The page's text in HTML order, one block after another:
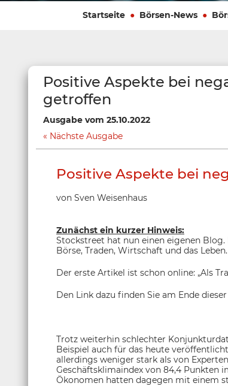
Startseite Börsen-News
Positive Aspekte bei
getroffen
Ausgabe vom 25.10.2022
Nächste Ausgabe
Positive Aspekte bei
von Sven Weisenhaus
Zunächst ein kurzer Hinweis:
Stockstreet hat nun einen eigenen
Börse, Traden, Wirtschaft und das Leben.
Der erste Artikel ist schon online: „Als
Den Link dazu finden Sie am Ende
Trotz weiterhin schlechter
Beispiel auch für das heute
allerdings weniger stark als von
Geschäftsklimaindex von 84,4 Punkten
Ökonomen hatten dagegen mit einem